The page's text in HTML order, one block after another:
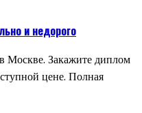
и недорого
Москве. Закажите диплом
цене. Полная